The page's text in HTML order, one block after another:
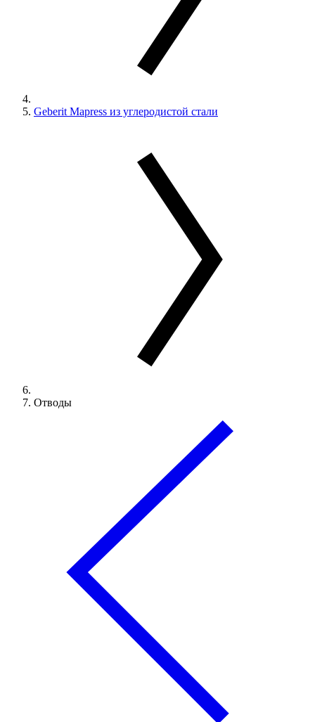
Geberit Mapress из углеродистой стали
Отводы